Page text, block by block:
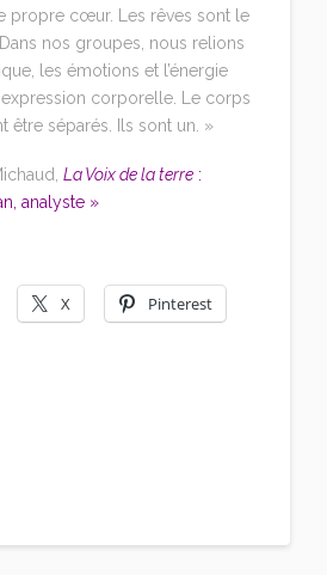
propre cœur. Les rêves sont le
Dans nos groupes, nous relions
les émotions et l’énergie
corporelle. Le corps
être séparés. Ils sont un. »
La Voix de la terre :
analyste »
X Pinterest